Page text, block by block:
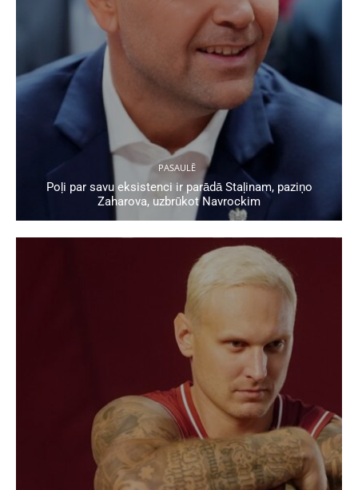
PASAULĒ
Poļi par savu eksistenci ir parādā Staļinam, paziņo
Zaharova, uzbrūkot Navrockim